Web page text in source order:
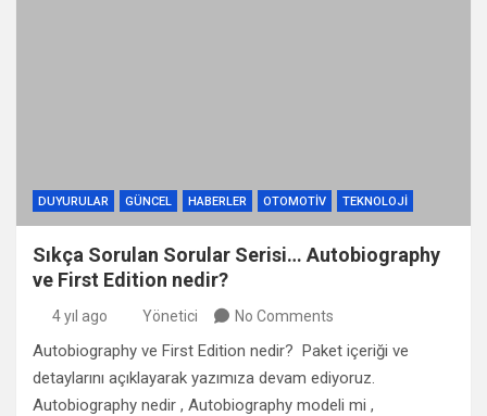
DUYURULAR GÜNCEL HABERLER OTOMOTIV TEKNOLOJI
Sıkça Sorulan Sorular Serisi… Autobiography
ve First Edition nedir?
4 yıl ago Yönetici No Comments
Autobiography ve First Edition nedir? Paket içeriği ve
detaylarını açıklayarak yazımıza devam ediyoruz.
Autobiography nedir , Autobiography modeli mi ,